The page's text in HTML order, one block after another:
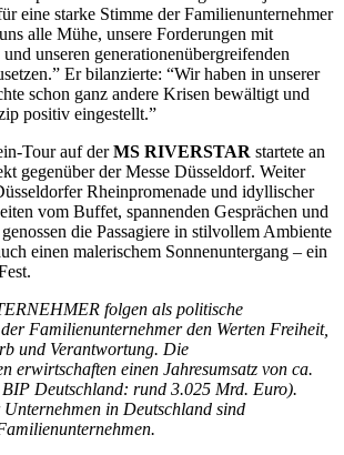
eine starke Stimme der Familienunternehmer
alle Mühe, unsere Forderungen mit
unseren generationenübergreifenden
Er bilanzierte: “Wir haben in unserer
schon ganz andere Krisen bewältigt und
positiv eingestellt.”
Tour auf derMS RIVERSTAR startete an
gegenüber der Messe Düsseldorf. Weiter
Rheinpromenade und idyllischer
vom Buffet, spannenden Gesprächen und
die Passagiere in stilvollem Ambiente
einen malerischem Sonnenuntergang – ein
folgen als politische
Familienunternehmer den Werten Freiheit,
und Verantwortung. Die
erwirtschaften einen Jahresumsatz von ca.
Deutschland: rund 3.025 Mrd. Euro).
in Deutschland sind